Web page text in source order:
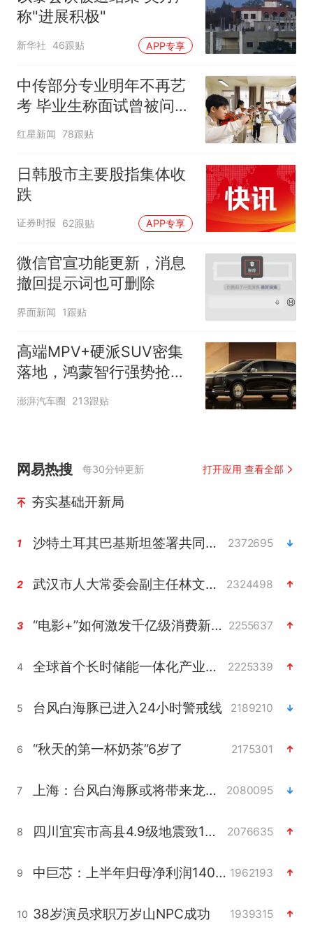
称"进展积极"
新华社 46跟贴 APP专享
中传部分专业明年不再艺
考 毕业生称面试曾被问
“如何策划晚会” 专家：遏
红星新闻 78跟贴
日韩股市主要股指集体收
跌
证券时报 62跟贴 APP专享
微信官宣功能更新，消息
撤回提示词也可删除
界面新闻 1跟贴
高端MPV+硬派SUV密集
落地，鸿蒙智行强势抢占
自主高端市场制高点
澎湃汽车圈 213跟贴
网易热搜 每30分钟更新 打开应用 查看全部
夯实基础开新局
1 沙特土耳其巴基斯坦签署共同防务协议 2372695
2 武汉市人大常委会副主任林文书被查 2324498
3 “电影+”如何激发千亿级消费新活力？ 2255637
4 全球首个长时储能一体化产业园量产 2225339
5 台风白海豚已进入24小时警戒线 2189210
6 “秋天的第一杯奶茶”6岁了 2175301
7 上海：台风白海豚或将带来龙卷风 2080095
8 四川宜宾市高县4.9级地震致1人死亡 2076635
9 中巨芯：上半年归母净利润1405.77万元 1962193
10 38岁演员求职万岁山NPC成功 1939315